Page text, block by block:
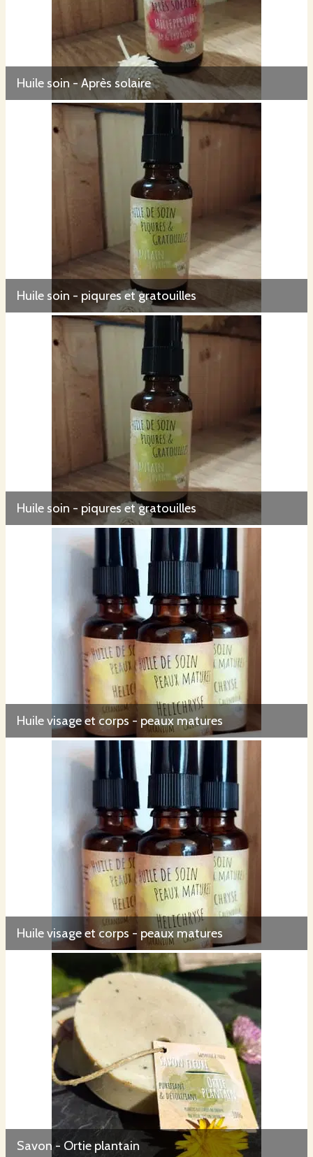
Huile soin - Après solaire
Huile soin - piqures et gratouilles
Huile soin - piqures et gratouilles
Huile visage et corps - peaux matures
Huile visage et corps - peaux matures
Savon - Ortie plantain